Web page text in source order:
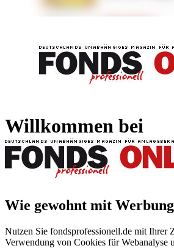
Willkommen bei
Wie gewohnt mit
Nutzen Sie fondsprofessionell.de mit Ihrer
Verwendung von Cookies für Webanalyse